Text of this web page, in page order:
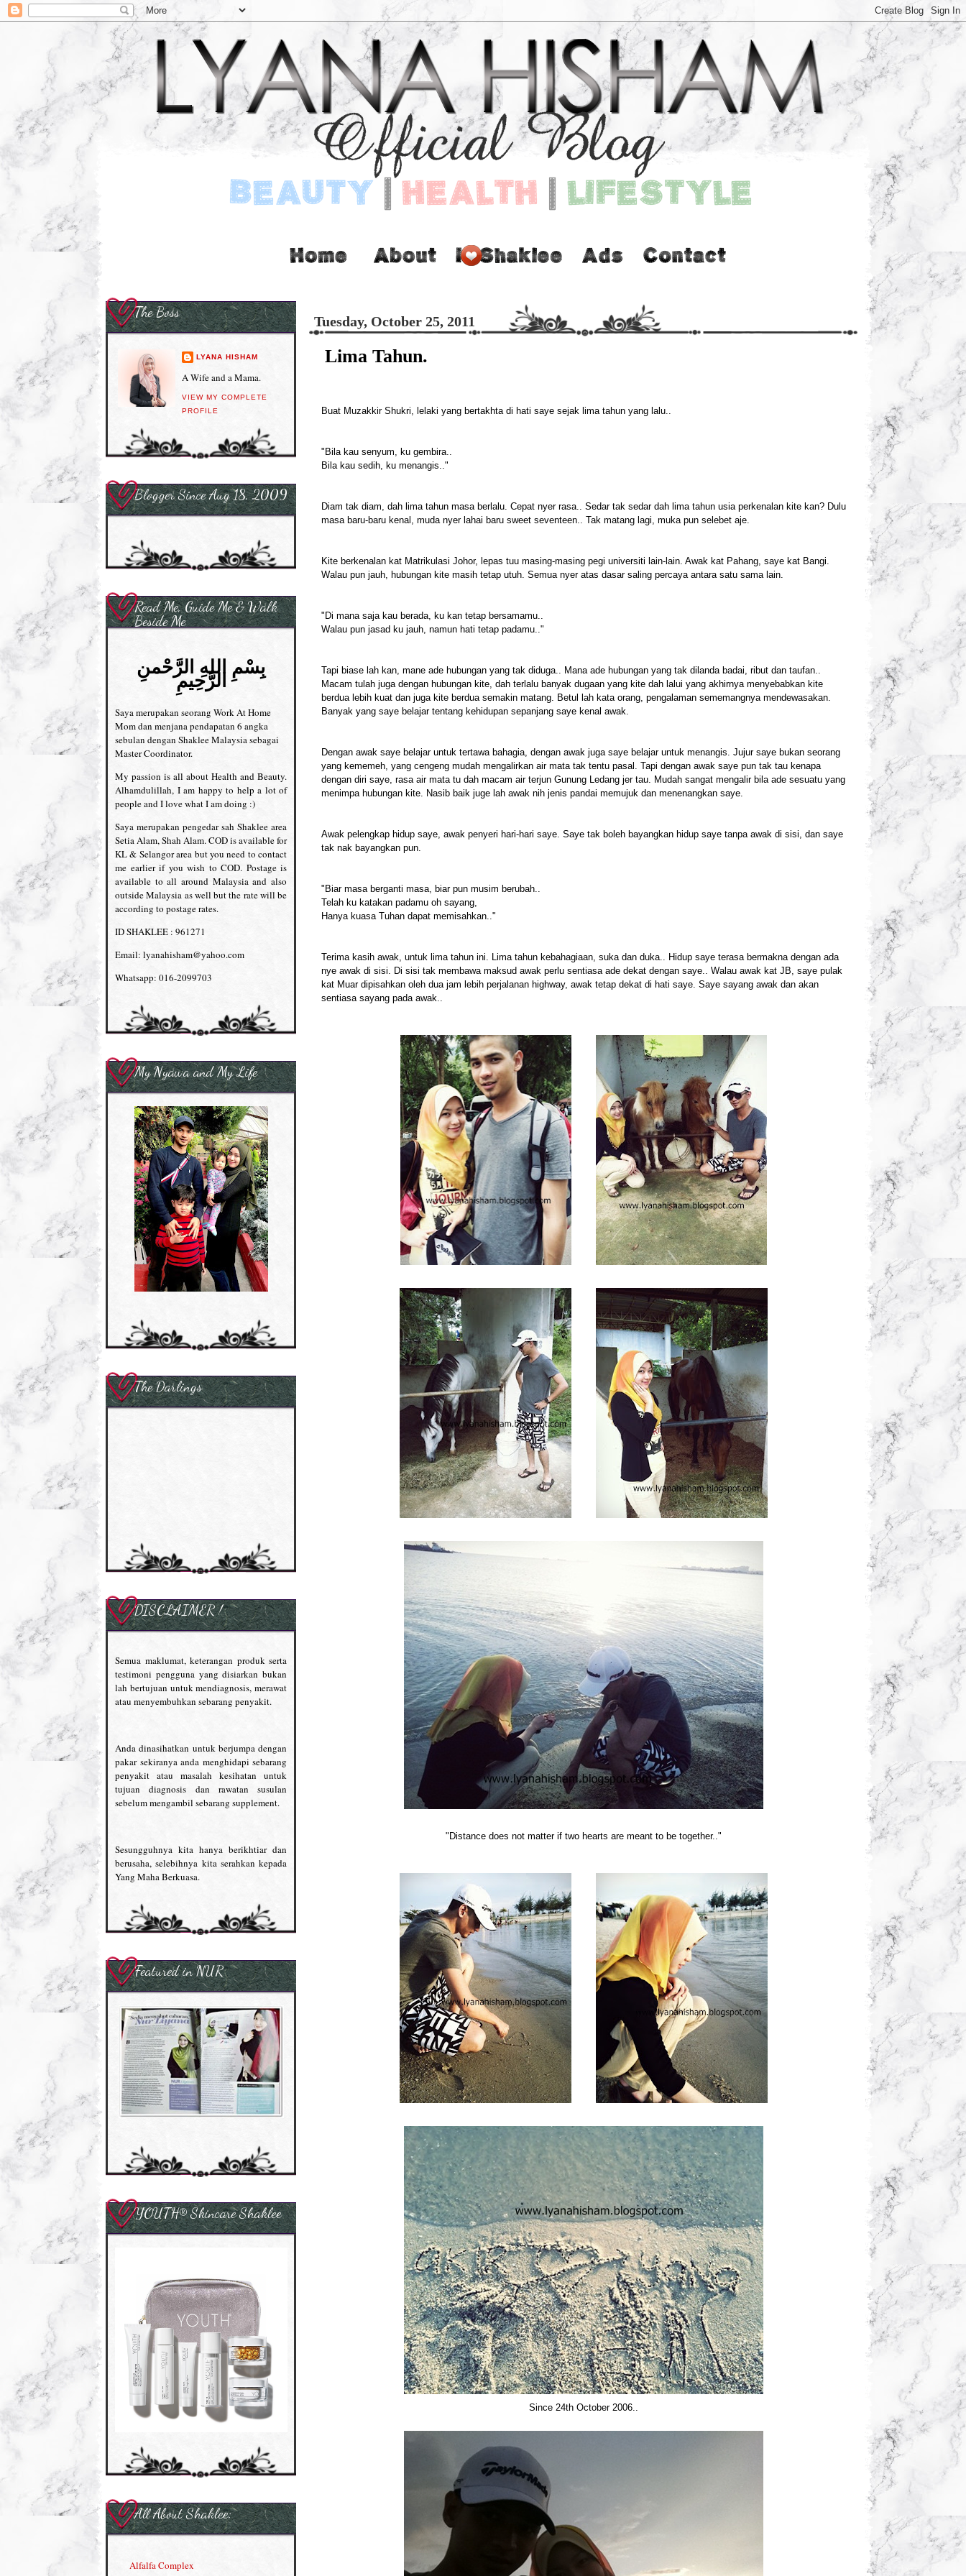
Tuesday, October 25, 2011
Lima Tahun.
Buat Muzakkir Shukri, lelaki yang bertakhta di hati saye sejak lima tahun yang lalu..
"Bila kau senyum, ku gembira..
Bila kau sedih, ku menangis.."
Diam tak diam, dah lima tahun masa berlalu. Cepat nyer rasa.. Sedar tak sedar dah lima tahun usia perkenalan kite kan? Dulu
masa baru-baru kenal, muda nyer lahai baru sweet seventeen.. Tak matang lagi, muka pun selebet aje.
Kite berkenalan kat Matrikulasi Johor, lepas tuu masing-masing pegi universiti lain-lain. Awak kat Pahang, saye kat Bangi.
Walau pun jauh, hubungan kite masih tetap utuh. Semua nyer atas dasar saling percaya antara satu sama lain.
"Di mana saja kau berada, ku kan tetap bersamamu..
Walau pun jasad ku jauh, namun hati tetap padamu.."
Tapi biase lah kan, mane ade hubungan yang tak diduga.. Mana ade hubungan yang tak dilanda badai, ribut dan taufan..
Macam tulah juga dengan hubungan kite, dah terlalu banyak dugaan yang kite dah lalui yang akhirnya menyebabkan kite
berdua lebih kuat dan juga kite berdua semakin matang. Betul lah kata orang, pengalaman sememangnya mendewasakan.
Banyak yang saye belajar tentang kehidupan sepanjang saye kenal awak.
Dengan awak saye belajar untuk tertawa bahagia, dengan awak juga saye belajar untuk menangis. Jujur saye bukan seorang
yang kememeh, yang cengeng mudah mengalirkan air mata tak tentu pasal. Tapi dengan awak saye pun tak tau kenapa
dengan diri saye, rasa air mata tu dah macam air terjun Gunung Ledang jer tau. Mudah sangat mengalir bila ade sesuatu yang
menimpa hubungan kite. Nasib baik juge lah awak nih jenis pandai memujuk dan menenangkan saye.
Awak pelengkap hidup saye, awak penyeri hari-hari saye. Saye tak boleh bayangkan hidup saye tanpa awak di sisi, dan saye
tak nak bayangkan pun.
"Biar masa berganti masa, biar pun musim berubah..
Telah ku katakan padamu oh sayang,
Hanya kuasa Tuhan dapat memisahkan.."
Terima kasih awak, untuk lima tahun ini. Lima tahun kebahagiaan, suka dan duka.. Hidup saye terasa bermakna dengan ada
nye awak di sisi. Di sisi tak membawa maksud awak perlu sentiasa ade dekat dengan saye.. Walau awak kat JB, saye pulak
kat Muar dipisahkan oleh dua jam lebih perjalanan highway, awak tetap dekat di hati saye. Saye sayang awak dan akan
sentiasa sayang pada awak..
"Distance does not matter if two hearts are meant to be together.."
Since 24th October 2006..
The Boss
LYANA HISHAM
A Wife and a Mama.
VIEW MY COMPLETE
PROFILE
Blogger Since Aug 18, 2009
Read Me, Guide Me & Walk
Beside Me
بِسْمِ اللهِ الرَّحْمنِ
الرَّحِيمِ
Saya merupakan seorang Work At Home
Mom dan menjana pendapatan 6 angka
sebulan dengan Shaklee Malaysia sebagai
Master Coordinator.
My passion is all about Health and Beauty.
Alhamdulillah, I am happy to help a lot of
people and I love what I am doing :)
Saya merupakan pengedar sah Shaklee area
Setia Alam, Shah Alam. COD is available for
KL & Selangor area but you need to contact
me earlier if you wish to COD. Postage is
available to all around Malaysia and also
outside Malaysia as well but the rate will be
according to postage rates.
ID SHAKLEE : 961271
Email: lyanahisham@yahoo.com
Whatsapp: 016-2099703
My Nyawa and My Life
The Darlings
DISCLAIMER !
Semua maklumat, keterangan produk serta
testimoni pengguna yang disiarkan bukan
lah bertujuan untuk mendiagnosis, merawat
atau menyembuhkan sebarang penyakit.
Anda dinasihatkan untuk berjumpa dengan
pakar sekiranya anda menghidapi sebarang
penyakit atau masalah kesihatan untuk
tujuan diagnosis dan rawatan susulan
sebelum mengambil sebarang supplement.
Sesungguhnya kita hanya berikhtiar dan
berusaha, selebihnya kita serahkan kepada
Yang Maha Berkuasa.
Featured in NUR
YOUTH® Skincare Shaklee
All About Shaklee:
Alfalfa Complex